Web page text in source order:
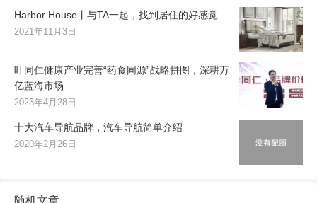
Harbor House丨与TA一起，找到居住的好感觉
2021年11月3日
叶同仁健康产业完善“药食同源”战略拼图，深耕万
亿蓝海市场
2023年4月28日
十大汽车导航品牌，汽车导航简单介绍
2020年2月26日
随机文章